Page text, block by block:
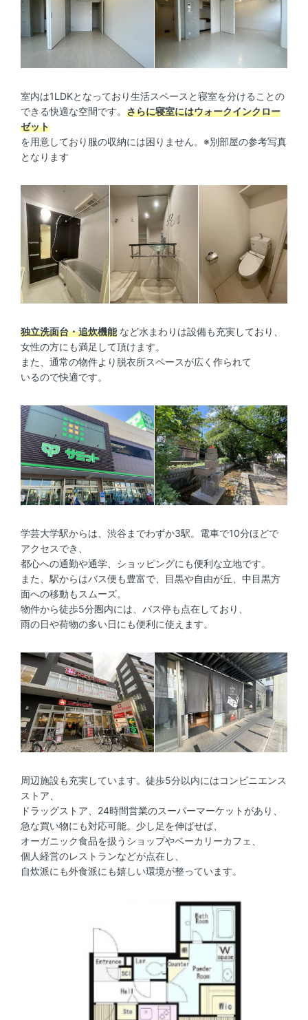
室内は1LDKとなっており生活スペースと寝室を分けることの
できる快適な空間です。 さらに寝室にはウォークインクロー
ゼット
を用意しており服の収納には困りません。※別部屋の参考写真
となります
独立洗面台・追炊機能など水まわりは設備も充実しており、
女性の方にも満足して頂けます。
また、通常の物件より脱衣所スペースが広く作られて
いるので快適です。
学芸大学駅からは、渋谷までわずか3駅。電車で10分ほどで
アクセスでき、
都心への通勤や通学、ショッピングにも便利な立地です。
また、駅からはバス便も豊富で、目黒や自由が丘、中目黒方
面への移動もスムーズ。
物件から徒歩5分圏内には、バス停も点在しており、
雨の日や荷物の多い日にも便利に使えます。
周辺施設も充実しています。徒歩5分以内にはコンビニエンス
ストア、
ドラッグストア、24時間営業のスーパーマーケットがあり、
急な買い物にも対応可能。少し足を伸ばせば、
オーガニック食品を扱うショップやベーカリーカフェ、
個人経営のレストランなどが点在し、
自炊派にも外食派にも嬉しい環境が整っています。